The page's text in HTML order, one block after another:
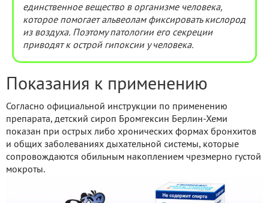
единственное вещество в организме человека,
которое помогает альвеолам фиксировать кислород
из воздуха. Поэтому патологии его секреции
приводят к острой гипоксии у человека.
Показания к применению
Согласно официальной инструкции по применению
препарата, детский сироп Бромгексин Берлин-Хеми
показан при острых либо хронических формах бронхитов
и общих заболеваниях дыхательной системы, которые
сопровождаются обильным накоплением чрезмерно густой
мокроты.